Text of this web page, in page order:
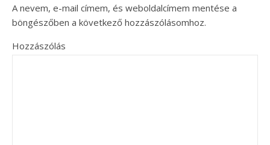
A nevem, e-mail címem, és weboldalcímem mentése a
böngészőben a következő hozzászólásomhoz.
Hozzászólás